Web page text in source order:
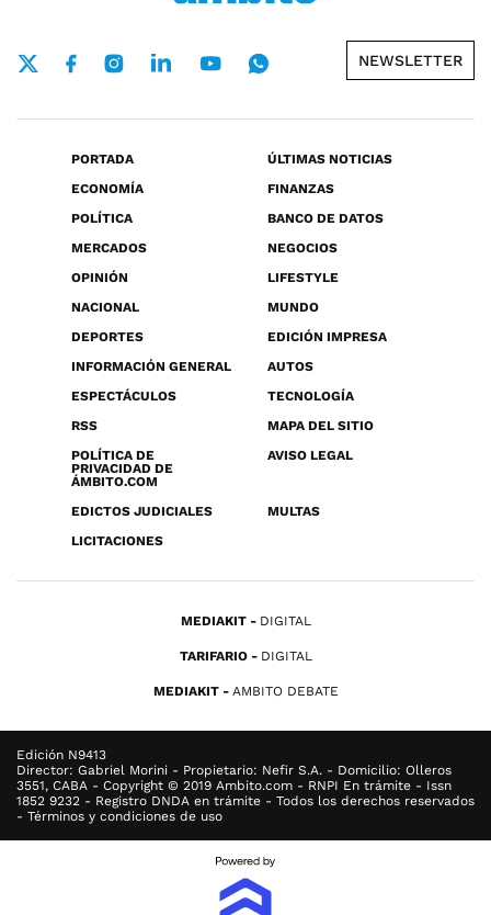
NEWSLETTER
PORTADA
ÚLTIMAS NOTICIAS
ECONOMÍA
FINANZAS
POLÍTICA
BANCO DE DATOS
MERCADOS
NEGOCIOS
OPINIÓN
LIFESTYLE
NACIONAL
MUNDO
DEPORTES
EDICIÓN IMPRESA
INFORMACIÓN GENERAL
AUTOS
ESPECTÁCULOS
TECNOLOGÍA
RSS
MAPA DEL SITIO
POLÍTICA DE
PRIVACIDAD DE
ÁMBITO.COM
AVISO LEGAL
EDICTOS JUDICIALES
MULTAS
LICITACIONES
MEDIAKIT DIGITAL
TARIFARIO DIGITAL
MEDIAKIT AMBITO DEBATE
Edición N9413
Director: Gabriel Morini - Propietario: Nefir S.A. - Domicilio: Olleros
3551, CABA - Copyright © 2019 Ambito.com - RNPI En trámite - Issn
1852 9232 - Registro DNDA en trámite - Todos los derechos reservados
- Términos y condiciones de uso